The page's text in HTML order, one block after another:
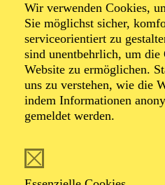
Wir verwenden Cookies,
Sie möglichst sicher,
serviceorientiert zu
sind unentbehrlich, um
Website zu ermöglichen.
uns zu verstehen, wie die
indem Informationen
gemeldet werden.
Jugendtreffs